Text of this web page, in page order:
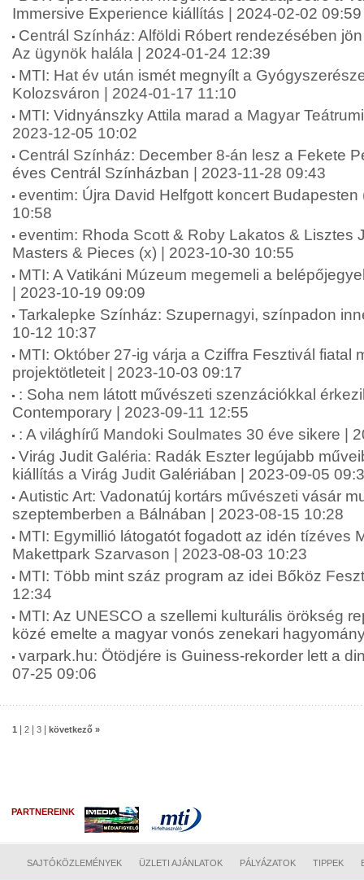
Immersive Experience kiállítás | 2024-02-02 09:59
Centrál Színház: Alföldi Róbert rendezésében
Az ügynök halála | 2024-01-24 12:39
MTI: Hat év után ismét megnyílt a
Kolozsváron | 2024-01-17 11:10
MTI: Vidnyánszky Attila marad a Magyar
2023-12-05 10:02
Centrál Színház: December 8-án lesz a Fekete
éves Centrál Színházban | 2023-11-28 09:43
eventim: Újra David Helfgott koncert Budapesten
10:58
eventim: Rhoda Scott & Roby Lakatos & Lisztes
Masters & Pieces (x) | 2023-10-30 10:55
MTI: A Vatikáni Múzeum megemeli a
| 2023-10-19 09:09
Tarkalepke Színház: Szupernagyi, színpadon
10-12 10:37
MTI: Október 27-ig várja a Cziffra Fesztivál fiatal
projektötleteit | 2023-10-03 09:17
: Soha nem látott művészeti szenzációkkal
Contemporary | 2023-09-11 12:55
: A világhírű Mandoki Soulmates 30 éve sikere |
Virág Judit Galéria: Radák Eszter legújabb
kiállítás a Virág Judit Galériában | 2023-09-05
Autistic Art: Vadonatúj kortárs művészeti vásár
szeptemberben a Bálnában | 2023-08-15 10:28
MTI: Egymillió látogatót fogadott az idén tízéves
Makettpark Szarvason | 2023-08-03 10:23
MTI: Több mint száz program az idei Bőköz
12:34
MTI: Az UNESCO a szellemi kulturális örökség
közé emelte a magyar vonós zenekari
varpark.hu: Ötödjére is Guiness-rekorder lett a
07-25 09:06
1 2 3 következő »
PARTNEREINK
SAJTÓKÖZLEMÉNYEK ÜZLETI AJÁNLATOK PÁLYÁZATOK TIPPEK